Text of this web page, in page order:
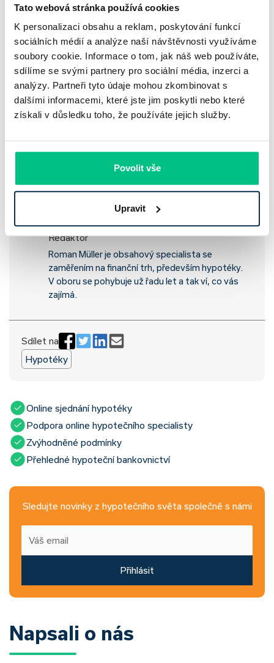
Tato webová stránka používá cookies
K personalizaci obsahu a reklam, poskytování funkcí
sociálních médií a analýze naší návštěvnosti využíváme
soubory cookie. Informace o tom, jak náš web používáte,
sdílíme se svými partnery pro sociální média, inzerci a
analýzy. Partneři tyto údaje mohou zkombinovat s
dalšími informacemi, které jste jim poskytli nebo které
získali v důsledku toho, že používáte jejich služby.
Povolit vše
Upravit
Kromě pojištění nemovitosti se vyplatí sjednat i pojištění
domácnosti, které pokryje škody na vybavení. Za zvážení
stojí i sjednání životního pojištění či pojištění schopnosti
splácet, které vám pomůže zachovat finanční stabilitu v
případě nečekaných životních situací, jako je úmrtí nebo
ztráta zaměstnání.
Pokud budete mít zájem, pojišťovací specialista s vámi
Reference
Roman Müller
Redaktor
Roman Müller je obsahový specialista se
zaměřením na finanční trh, především hypotéky.
V oboru se pohybuje už řadu let a tak ví, co vás
zajímá.
Sdílet na
Hypotéky
Online sjednání hypotéky
Podpora online hypotečního specialisty
Zvýhodněné podmínky
Přehledné hypoteční bankovnictví
Sledujte novinky z hypotečního světa společně s námi
Přihlásit
Napsali o nás